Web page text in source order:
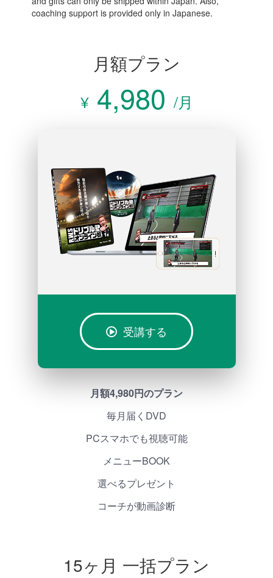
coaching support is provided only in Japanese.
月額プラン
¥ 4,980 /月
受講する
月額4,980円のプラン
毎月届くDVD
PCスマホでも視聴可能
メニューBOOK
選べるプレゼント
コーチが動画診断
15ヶ月 一括プラン